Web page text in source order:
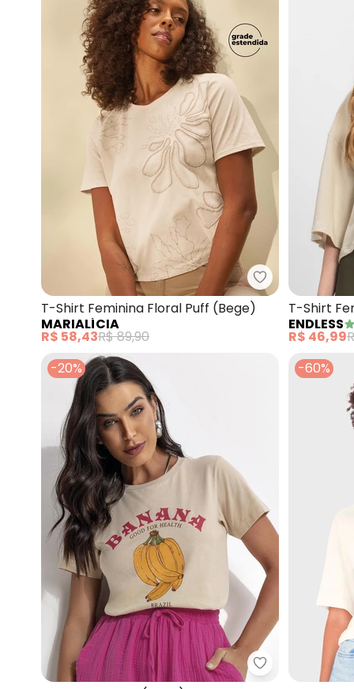
Marialícia - T-
T-Shirt Feminina Floral Puff (Bege)
MARIALÍCIA
R$ 58,43R$ 89,90
T-Shirt
(Off
ENDLESS
R$ 46,99
-20%
Fakini - Blusa
-60%